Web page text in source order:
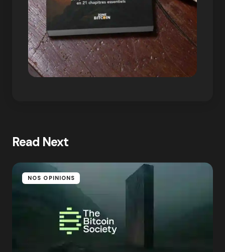
Read Next
NOS OPINIONS